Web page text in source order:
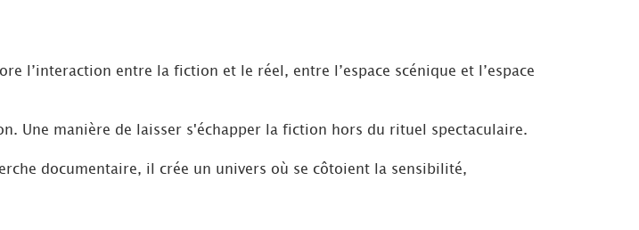
l’interaction entre la fiction et le réel, entre l’espace scénique et l’espace
Une manière de laisser s'échapper la fiction hors du rituel spectaculaire.
documentaire, il crée un univers où se côtoient la sensibilité,